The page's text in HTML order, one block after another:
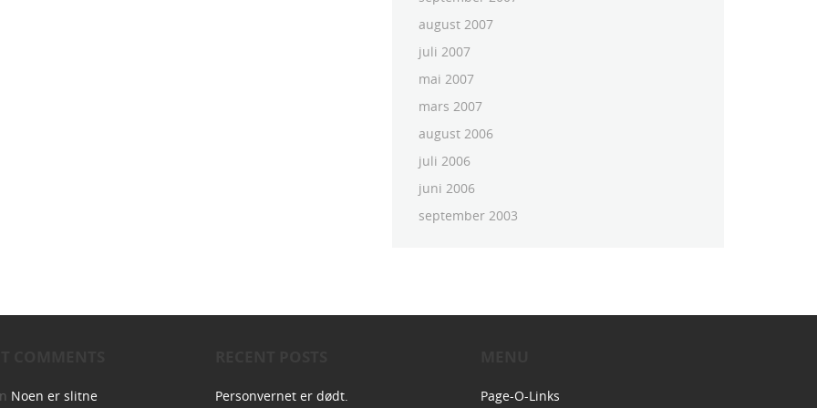
august 2007
juli 2007
mai 2007
mars 2007
august 2006
juli 2006
juni 2006
september 2003
Noen er slitne Personvernet er dødt. Page-O-Links